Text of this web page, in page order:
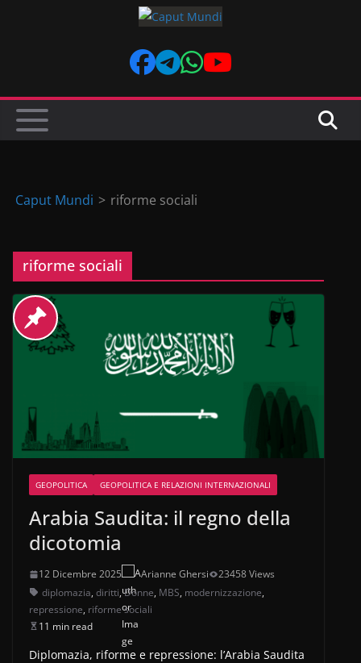
Caput Mundi > riforme sociali
riforme sociali
GEOPOLITICA GEOPOLITICA E RELAZIONI INTERNAZIONALI
Arabia Saudita: il regno della
dicotomia
12 Dicembre 2025 Arianne Ghersi
23458 Views
diplomazia, diritti,Donne, MBS, modernizzazione,
repressione, riforme sociali
11 min read
Diplomazia, riforme e repressione: l’Arabia Saudita